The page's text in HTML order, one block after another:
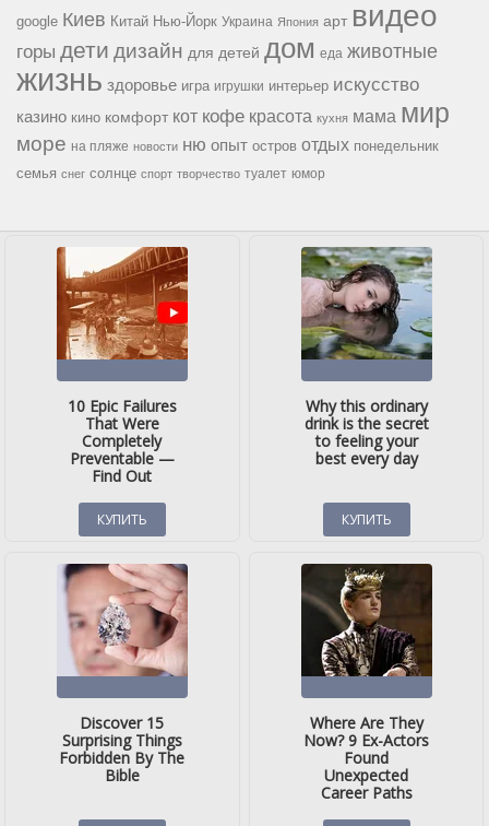
google Киев Китай Нью-Йорк Украина Япония арт видео
горы дети дизайн для детей дом еда животные
жизнь здоровье игра игрушки интерьер искусство
казино кино комфорт кот кофе красота кухня мама мир
море на пляже новости ню опыт остров отдых понедельник
семья снег солнце спорт творчество туалет юмор